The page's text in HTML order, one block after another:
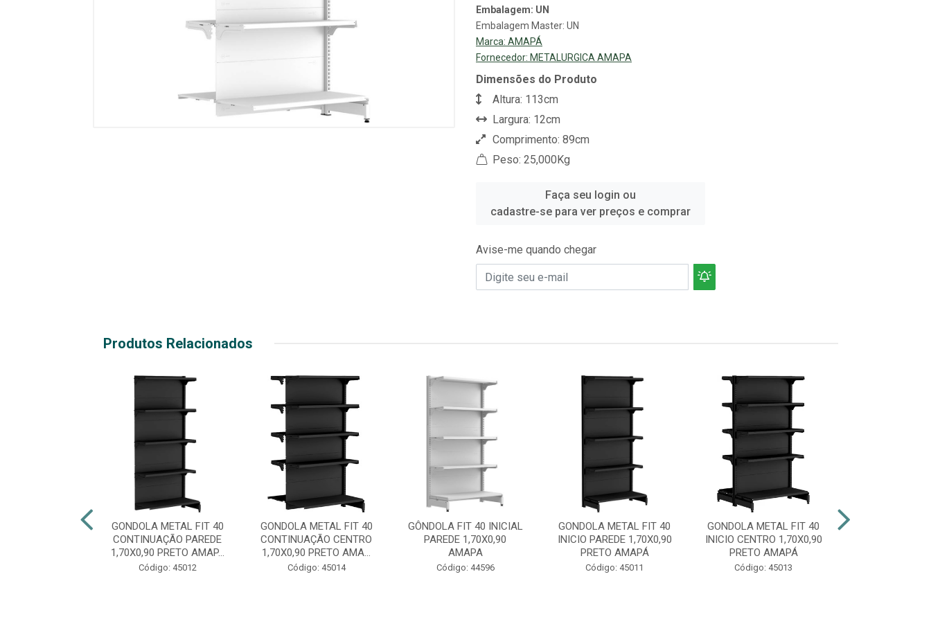
Embalagem: UN
Embalagem Master: UN
Marca: AMAPÁ
Fornecedor: METALURGICA AMAPA
Dimensões do Produto
Altura: 113cm
Largura: 12cm
Comprimento: 89cm
Peso: 25,000Kg
Faça seu login ou
cadastre-se para ver preços e comprar
Avise-me quando chegar
Produtos Relacionados
GONDOLA METAL FIT 40
CONTINUAÇÃO PAREDE
1,70X0,90 PRETO AMAP...
Código: 45012
GONDOLA METAL FIT 40
CONTINUAÇÃO CENTRO
1,70X0,90 PRETO AMA...
Código: 45014
GÔNDOLA FIT 40 INICIAL
PAREDE 1,70X0,90
AMAPA
Código: 44596
GONDOLA METAL FIT 40
INICIO PAREDE 1,70X0,90
PRETO AMAPÁ
Código: 45011
GONDOLA METAL FIT 40
INICIO CENTRO 1,70X0,90
PRETO AMAPÁ
Código: 45013